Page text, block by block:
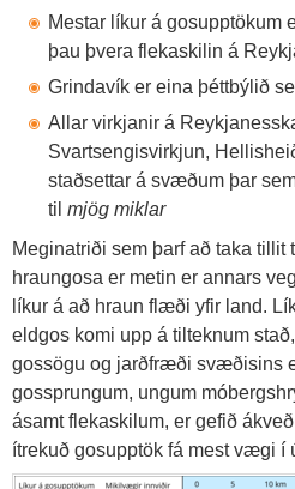
Mestar líkur á gosupptökum
þau þvera flekaskilin á
Grindavík er eina þéttbýlið
Allar virkjanir á
Svartsengisvirkjun,
staðsettar á svæðum þar
til mjög miklar
Meginatriði sem þarf að taka
hraungosa er metin er annars
líkur á að hraun flæði yfir land.
eldgos komi upp á tilteknum
gossögu og jarðfræði svæðisins
gossprungum, ungum
ásamt flekaskilum, er gefið
ítrekuð gosupptök fá mest vægi í